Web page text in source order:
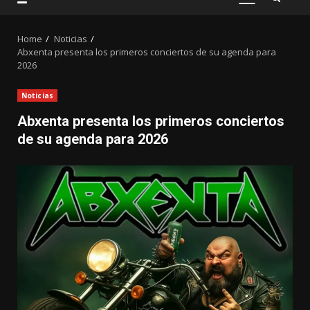
PRIMARY
Home
Noticias
Abxenta presenta los primeros conciertos de su agenda para
2026
Noticias
Abxenta presenta los primeros conciertos
de su agenda para 2026